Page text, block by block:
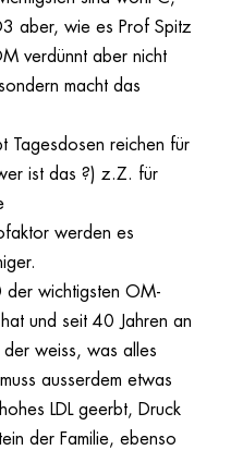
aber, wie es Prof Spitz
verdünnt aber nicht
macht das
Tagesdosen reichen für
ist das ?) z.Z. für
werden es
wichtigsten OM-
und seit 40 Jahren an
weiss, was alles
ausserdem etwas
LDL geerbt, Druck
der Familie, ebenso